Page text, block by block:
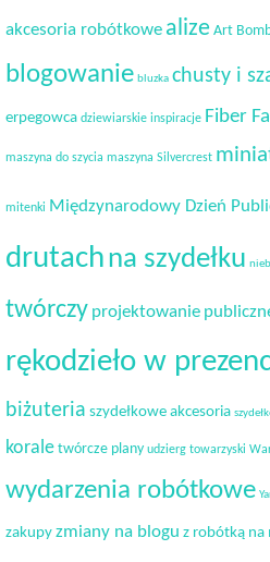
akcesoria robótkowe alize Art
blogowanie bluzka chusty i
erpegowca dziewiarskie inspiracje Fiber
maszyna do szycia maszyna Silvercrest
mitenki Międzynarodowy Dzień
drutachna szydełku
twórczy projektowanie
rękodzieło w
biżuteria szydełkowe akcesoria
korale twórcze plany udzierg towarzyski
wydarzenia robótkowe
zakupy zmiany na blogu z robótką na